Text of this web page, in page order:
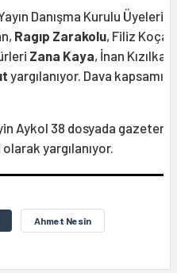
Danışma Kurulu Üyeleri
Ragıp Zarakolu, Filiz Koçali,
Zana Kaya, İnan
yargılanıyor. Dava
Aykol 38 dosyada
yargılanıyor.
Ahmet Nesîn